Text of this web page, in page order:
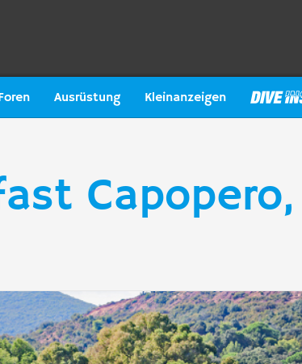
Ausrüstung Kleinanzeigen
Capopero,